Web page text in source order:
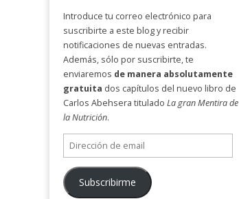
Introduce tu correo electrónico para
suscribirte a este blog y recibir
notificaciones de nuevas entradas.
Además, sólo por suscribirte, te
enviaremos de manera absolutamente
gratuita dos capítulos del nuevo libro de
Carlos Abehsera titulado La gran Mentira de
la Nutrición.
Dirección
de
email
Subscribirme